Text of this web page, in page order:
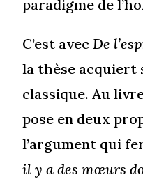
paradigme de
C’est avec De
la thèse acquiert
classique. Au
pose en deux
l’argument qui
il y a des mœurs